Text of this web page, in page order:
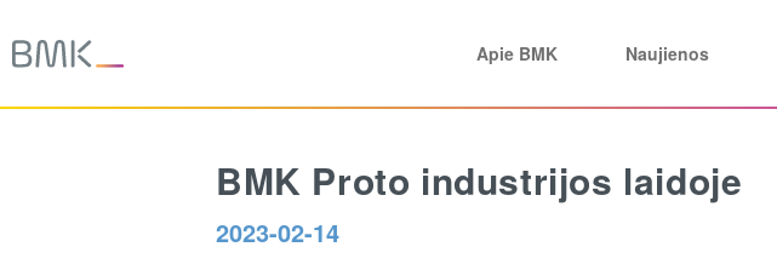
Apie BMK Naujienos
BMK Proto industrijos laidoje
2023-02-14